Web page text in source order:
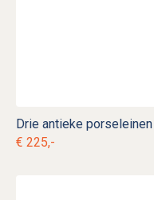
€ 225,-